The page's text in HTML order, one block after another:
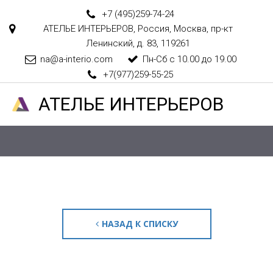
+7 (495)259-74-24
АТЕЛЬЕ ИНТЕРЬЕРОВ, Россия, Москва, пр-кт
Ленинский, д. 83, 119261
na@a-interio.com
Пн-Сб с 10.00 до 19.00
+7(977)259-55-25
АТЕЛ­­­­­­ЬЕ ИНТЕРЬЕРОВ
НАЗАД К СПИСКУ